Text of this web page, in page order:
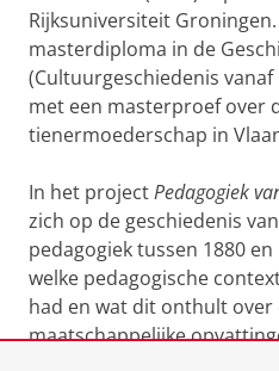
I
n
c
h
P
o
r
t
l
Rijksuniversiteit
masterdiploma in de
(Cultuurgeschiedenis vanaf
met een masterproef over
tienermoederschap in
In het projectPedagogiek
zich op de geschiedenis
pedagogiek tussen 1880
welke pedagogische
had en wat dit onthult
maatschappelijke